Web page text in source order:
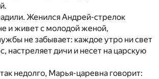
Женился Андрей-стрелок
и живет с молодой женой,
не забывает: каждое утро ни свет
настреляет дичи и несет на царскую
недолго, Марья-царевна говорит: